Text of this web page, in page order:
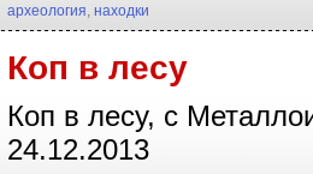
археология, находки
Коп в лесу
Коп в лесу, с
24.12.2013